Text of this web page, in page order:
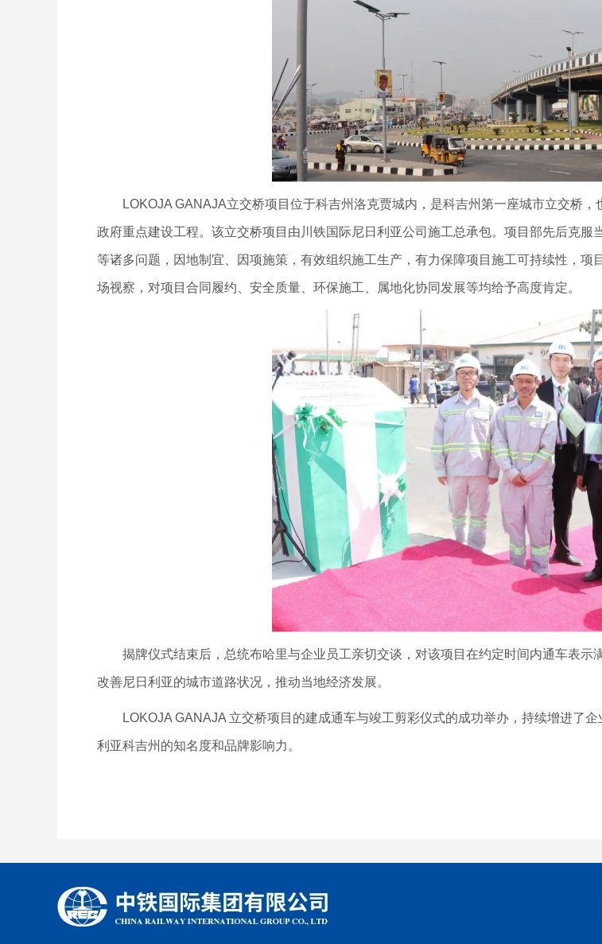
LOKOJA GANAJA立交桥项目位于科吉州洛克贾城内，是科吉州第一座城市立交桥，
政府重点建设工程。该立交桥项目由川铁国际尼日利亚公司施工总承包。项目部先后克
等诸多问题，因地制宜、因项施策，有效组织施工生产，有力保障项目施工可持续性，
场视察，对项目合同履约、安全质量、环保施工、属地化协同发展等均给予高度肯定。
揭牌仪式结束后，总统布哈里与企业员工亲切交谈，对该项目在约定时间内通车表示
改善尼日利亚的城市道路状况，推动当地经济发展。
LOKOJA GANAJA 立交桥项目的建成通车与竣工剪彩仪式的成功举办，持续增进了企
利亚科吉州的知名度和品牌影响力。